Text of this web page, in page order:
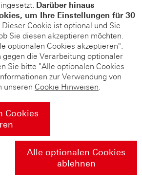
Darüber hinaus
um Ihre Einstellungen für 30
Dieser Cookie ist optional und Sie
Sie diesen akzeptieren möchten.
optionalen Cookies akzeptieren".
gegen die Verarbeitung optionaler
Sie bitte "Alle optionalen Cookies
zur Verwendung von
unseren Cookie Hinweisen.
Cookies
Alle optionalen Cookies
ablehnen